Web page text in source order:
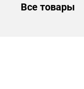
Все товары